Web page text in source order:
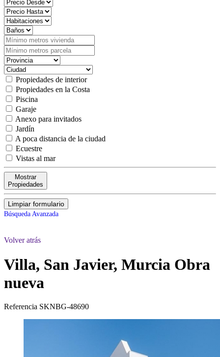
Propiedades de interior
Propiedades en la Costa
Piscina
Garaje
Anexo para invitados
Jardín
A poca distancia de la ciudad
Ecuestre
Vistas al mar
Mostrar
Propiedades
Limpiar formulario
Búsqueda Avanzada
Volver atrás
Villa, San Javier, Murcia Obra
nueva
Referencia SKNBG-48690